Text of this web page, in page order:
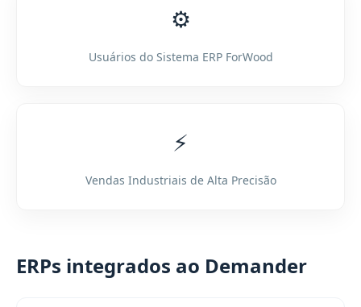
⚙️
Usuários do Sistema ERP ForWood
⚡
Vendas Industriais de Alta Precisão
ERPs integrados ao Demander